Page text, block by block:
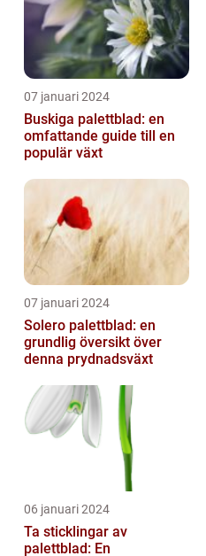
07 januari 2024
Buskiga palettblad: en
omfattande guide till en
populär växt
07 januari 2024
Solero palettblad: en
grundlig översikt över
denna prydnadsväxt
06 januari 2024
Ta sticklingar av
palettblad: En